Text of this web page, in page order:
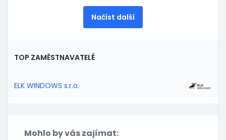
Načíst další
TOP ZAMĚSTNAVATELÉ
ELK WINDOWS s.r.o.
Mohlo by vás zajímat: